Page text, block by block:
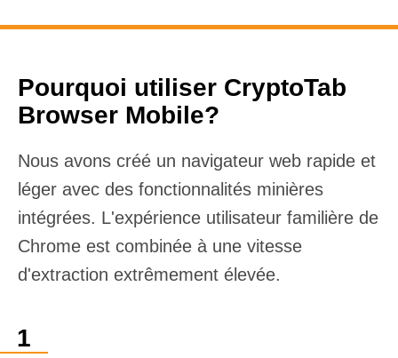
Pourquoi utiliser CryptoTab
Browser Mobile?
Nous avons créé un navigateur web rapide et
léger avec des fonctionnalités minières
intégrées. L'expérience utilisateur familière de
Chrome est combinée à une vitesse
d'extraction extrêmement élevée.